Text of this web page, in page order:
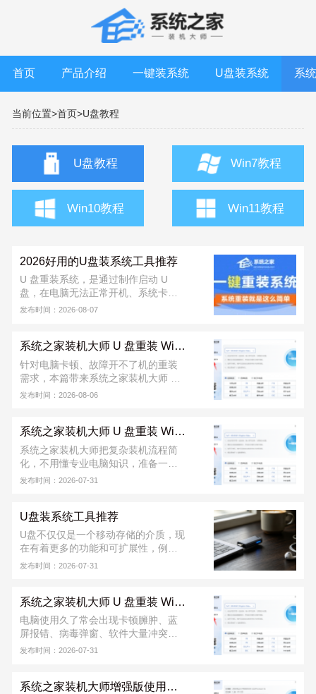
首页 产品介绍 一键装系统 U盘装系统 系
当前位置>首页>U盘教程
U盘教程 Win7教程
Win10教程 Win11教程
2026好用的U盘装系统工具推荐
U 盘重装系统，是通过制作启动 U
盘，在电脑无法正常开机、系统卡
顿、中毒或需要全新安装时，快速重
盘启动，即可进入安装界面，按提示
一步步完成系统重装。整个过程稳定
可靠，不易受网络影响，支持格式化
顿、开机失败等问题，适合电脑维
发布时间：2026-08-07
系统之家装机大师 U 盘重装 Win10 系统教程
针对电脑卡顿、故障开不了机的重装
需求，本篇带来系统之家装机大师 U
盘重装 Win10 完整教程。该工具能一
程，操作门槛低，新手可跟着步骤完
成重装。软件从下载到安装完成，不
收取任何费用！若安装出现问题，可
822317920，寻求技术支持。
发布时间：2026-08-06
系统之家装机大师 U 盘重装 Win7 系统教程
系统之家装机大师把复杂装机流程简
化，不用懂专业电脑知识，准备一个
8G 以上 U 盘就能搞定。不管是电脑正
安装完成，不收取任何费用！若安装
出现问题，可联系系统之家装机大师
官方 QQ 群：822317920，寻求技术
发布时间：2026-07-31
U盘装系统工具推荐
U盘不仅仅是一个移动存储的介质，现
在有着更多的功能和可扩展性，例如
使用U盘做引导，给计算机安装操作系
发布时间：2026-07-31
系统之家装机大师 U 盘重装 Win11 系统教程
电脑使用久了常会出现卡顿臃肿、蓝
屏报错、病毒弹窗、软件大量冲突等
各类故障情况，这个时候用户们可以
从下载到安装完成，不收取任何费
发布时间：2026-07-31
系统之家装机大师增强版使用教程